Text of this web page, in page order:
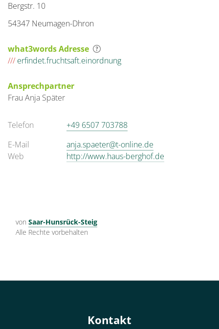
Bergstr. 10
54347 Neumagen-Dhron
what3words Adresse
/// erfindet.fruchtsaft.einordnung
Ansprechpartner
Frau Anja Später
Telefon
+49 6507 703788
E-Mail
anja.spaeter@t-online.de
Web
http://www.haus-berghof.de
von Saar-Hunsrück-Steig
Alle Rechte vorbehalten
Kontakt